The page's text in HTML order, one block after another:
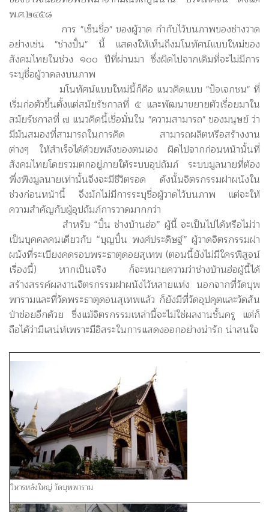
พ.ศ.๒๔๕๘
การ "เซ็นชื่อ" ของผู้วาด กำกับไว้บนภาพของช่างวาด
อย่างเช่น "ช่างปั๋น" นี้ แสดงให้เห็นถึงมโนทัศน์แบบใหม่ของ
สังคมไทยในช่วง ๑๐๐ ปีที่ผ่านมา ซึ่งผิดไปจากเดิมที่จะไม่มีการ
ระบุชื่อผู้วาดลงบนภาพ
มโนทัศน์แบบใหม่นี้ก็คือ แนวคิดแบบ "ปัจเจกชน" ที่
เริ่มก่อตัวขึ้นตั้งแต่สมัยรัชกาลที่ ๕ และพัฒนาขยายตัวเรื่อยมาใน
สมัยรัชกาลที่ ๗ แนวคิดนี้เชื่อมั่นใน "ความสามารถ" ของมนุษย์ ว่า
มีมันสมองที่สามารถในการคิด สามารถผลิตหรือสร้างงาน
ต่างๆ ให้สำเร็จได้ด้วยพลังของตนเอง ผิดไปจากก่อนหน้านั้นที่
สังคมไทยโดยรวมตกอยู่ภายใต้ระบบอุปถัมภ์ ระบบมูลนายที่ต้อง
พึ่งพิงมูลนายเท่านั้นจึงจะมีชีวิตรอด ดังนั้นจิตรกรรมฝาผนังใน
ช่วงก่อนหน้านี้ จึงมักไม่มีการระบุชื่อผู้วาดไว้บนภาพ แต่จะให้
ความสำคัญกับผู้อุปถัมภ์การวาดมากกว่า
สำหรับ “ปั๋น ช่างบ้านฮ่อ” ผู้นี้ จะเป็นไปได้หรือไม่ว่า
เป็นบุคคลคนเดียวกับ “บุญปั๋น พงศ์ประดิษฐ์” ผู้วาดจิตรกรรมฝา
ผนังที่ระเบียงคดรอบพระธาตุดอยสุเทพ (ตอนนี้ยังไม่มีใครพิสูจน์
เรื่องนี้) หากเป็นจริง ก็จะหมายความว่าช่างบ้านฮ่อผู้นี้ได้
สร้างสรรค์ผลงานจิตรกรรมฝาผนังไว้หลายแห่ง นอกจากที่วัดบุพ
พารามและที่วัดพระธาตุดอนสุเทพแล้ว ก็ยังมีที่วัดอุปคุตและวัดสัน
ป่าข่อยอีกด้วย ซึ่งแม้จิตรกรรมเหล่านี้จะไม่ใช่ผลงานชั้นครู แต่ก็
ถือได้ว่ามีเสน่ห์เพราะมีอิสระในการแสดงออกอย่างน่ารัก น่าสนใจ
วิหารหลังใหญ่ วัดบุพพาราม